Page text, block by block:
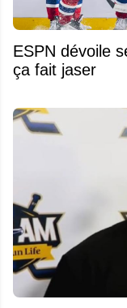
ESPN dévoile
ça fait jaser